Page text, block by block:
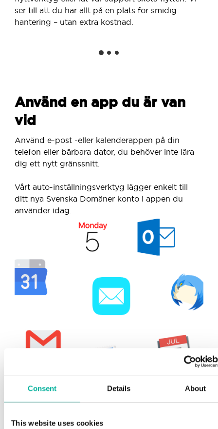
Consent Details About
This website uses cookies
ser till att du har allt på en plats för smidig
hantering – utan extra kostnad.
Använd en app du är van
vid
Använd e-post -eller kalenderappen på din
telefon eller bärbara dator, du behöver inte lära
dig ett nytt gränssnitt.
Vårt auto-inställningsverktyg lägger enkelt till
ditt nya Svenska Domäner konto i appen du
använder idag.